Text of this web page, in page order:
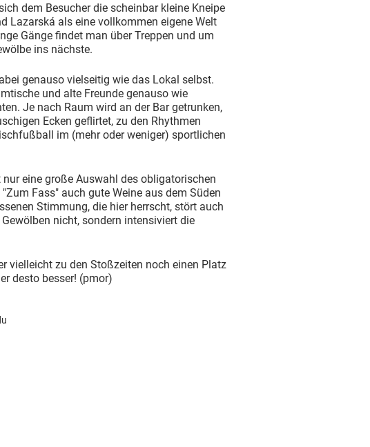
dem Besucher die scheinbar kleine Kneipe
Lazarská als eine vollkommen eigene Welt
Gänge findet man über Treppen und um
ins nächste.
genauso vielseitig wie das Lokal selbst.
und alte Freunde genauso wie
Je nach Raum wird an der Bar getrunken,
Ecken geflirtet, zu den Rhythmen
im (mehr oder weniger) sportlichen
eine große Auswahl des obligatorischen
Fass" auch gute Weine aus dem Süden
Stimmung, die hier herrscht, stört auch
nicht, sondern intensiviert die
vielleicht zu den Stoßzeiten noch einen Platz
desto besser! (pmor)